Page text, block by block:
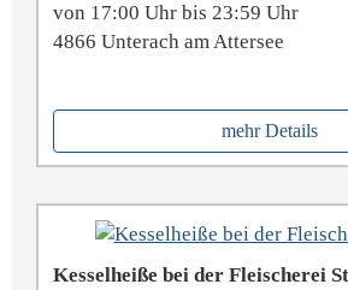
von 17:00 Uhr bis 23:59 Uhr
4866 Unterach am Attersee
mehr Details
Kesselheiße bei der Fleischerei